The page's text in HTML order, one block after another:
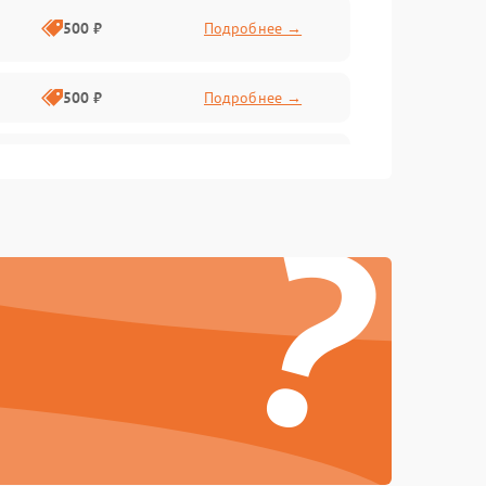
500 ₽ Подробнее →
500 ₽ Подробнее →
500 ₽
Подробнее →
Подробнее →
?